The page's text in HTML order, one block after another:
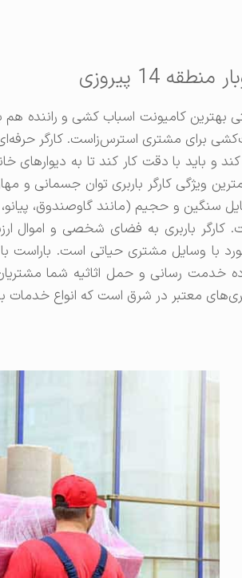
منطقه 14 پیروزی
بهترین کامیونت اسباب کشی و راننده هم
برای مشتری استرس‌زاست. کارگر
کند و باید با دقت کار کند تا به
ویژگی کارگر باربری توان جسمانی و
سنگین و حجیم (مانند گاوصندوق،
کارگر باربری به فضای شخصی و اموال
با وسایل مشتری حیاتی است. باراست
خدمت رسانی و حمل اثاثیه شما
معتبر در شرق است که انواع خدمات